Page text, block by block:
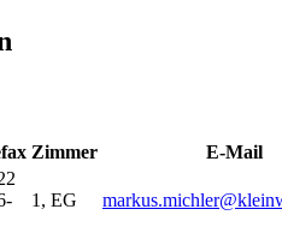
Zimmer
E-Mail
1, EG